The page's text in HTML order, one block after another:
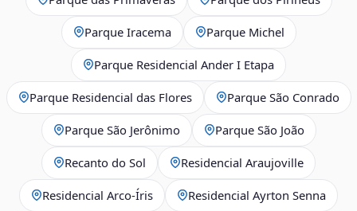
Parque Iracema Parque Michel
Parque Residencial Ander I Etapa
Parque Residencial das Flores Parque São Conrado
Parque São Jerônimo Parque São João
Recanto do Sol Residencial Araujoville
Residencial Arco‑Íris Residencial Ayrton Senna